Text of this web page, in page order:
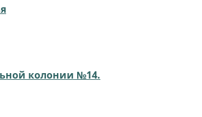
колонии №14.